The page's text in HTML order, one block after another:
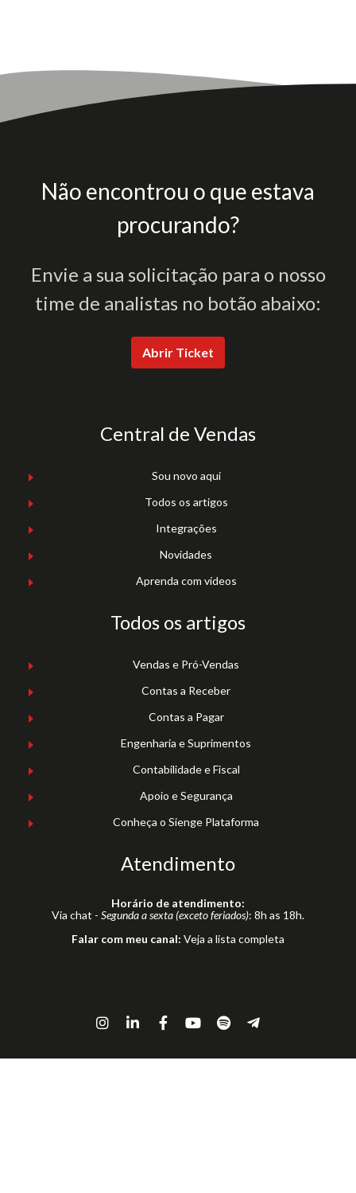
Não encontrou o que estava
procurando?
Envie a sua solicitação para o nosso
time de analistas no botão abaixo:
Abrir Ticket
Central de Vendas
Sou novo aqui
Todos os artigos
Integrações
Novidades
Aprenda com vídeos
Todos os artigos
Vendas e Pró-Vendas
Contas a Receber
Contas a Pagar
Engenharia e Suprimentos
Contabilidade e Fiscal
Apoio e Segurança
Conheça o Sienge Plataforma
Atendimento
Horário de atendimento:
Via chat - Segunda a sexta (exceto feriados): 8h as 18h.
Falar com meu canal: Veja a lista completa